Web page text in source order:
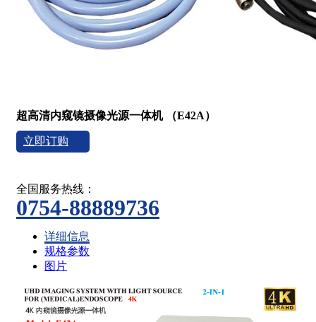
超高清内窥镜摄像光源一体机 （E42A）
立即订购
全国服务热线：
0754-88889736
详细信息
规格参数
图片